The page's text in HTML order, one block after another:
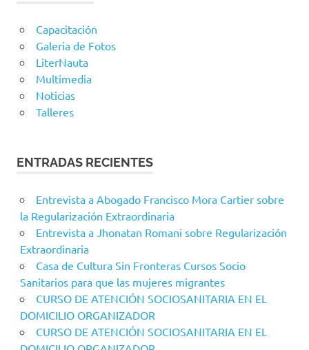
Capacitación
Galeria de Fotos
LiterNauta
Multimedia
Noticias
Talleres
ENTRADAS RECIENTES
Entrevista a Abogado Francisco Mora Cartier sobre
la Regularización Extraordinaria
Entrevista a Jhonatan Romani sobre Regularización
Extraordinaria
Casa de Cultura Sin Fronteras Cursos Socio
Sanitarios para que las mujeres migrantes
CURSO DE ATENCIÓN SOCIOSANITARIA EN EL
DOMICILIO ORGANIZADOR
CURSO DE ATENCIÓN SOCIOSANITARIA EN EL